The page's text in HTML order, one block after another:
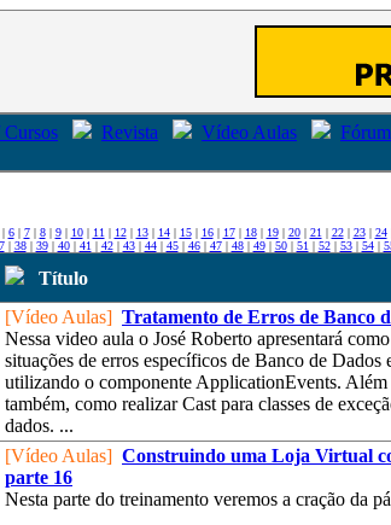
Cursos Revista Vídeo Aulas
Fórum
6| 7| 8| 9| 10| 11 | 12| 13| 14| 15| 16| 17| 18| 19| 20| 21 | 22| 23| 24
| 38| 39| 40| 41 | 42| 43| 44| 45| 46| 47| 48| 49| 50| 51 | 52| 53| 54|
Título
[Vídeo Aulas] Tratamento de Erros de Banco
Nessa video aula o José Roberto apresentará
situações de erros específicos de Banco de Dados
utilizando o componente ApplicationEvents. Além
também, como realizar Cast para classes de
dados. ...
[Vídeo Aulas] Construindo uma Loja Virtual
parte 16
Nesta parte do treinamento veremos a cração da